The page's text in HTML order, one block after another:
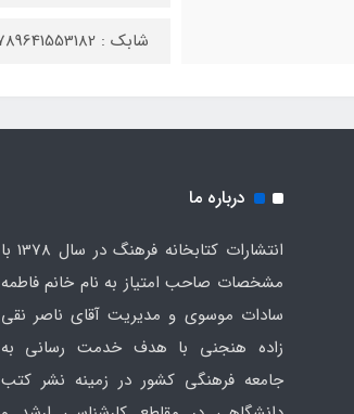
شابک : 9789641553182
درباره ما
انتشارات کتابخانه فرهنگ در سال 1378 با
مشخصات صاحب امتیاز به نام خانم فاطمه
سادات موسوی و مدیریت آقای ناصر نقی
زاده هنجنی با هدف خدمت رسانی به
جامعه فرهنگی کشور در زمینه نشر کتب